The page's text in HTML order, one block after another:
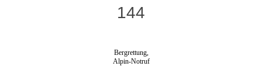
144
Bergrettung,
Alpin-Notruf